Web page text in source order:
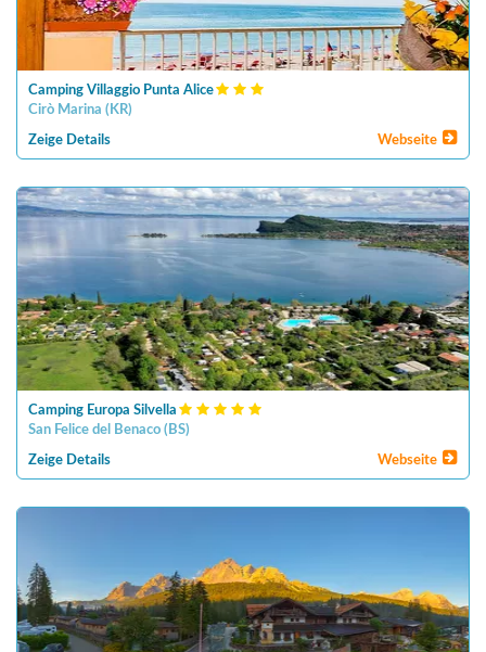
Camping Villaggio Punta Alice
Cirò Marina ( KR)
Zeige Details Webseite
Camping Europa Silvella
San Felice del Benaco ( BS)
Zeige Details Webseite